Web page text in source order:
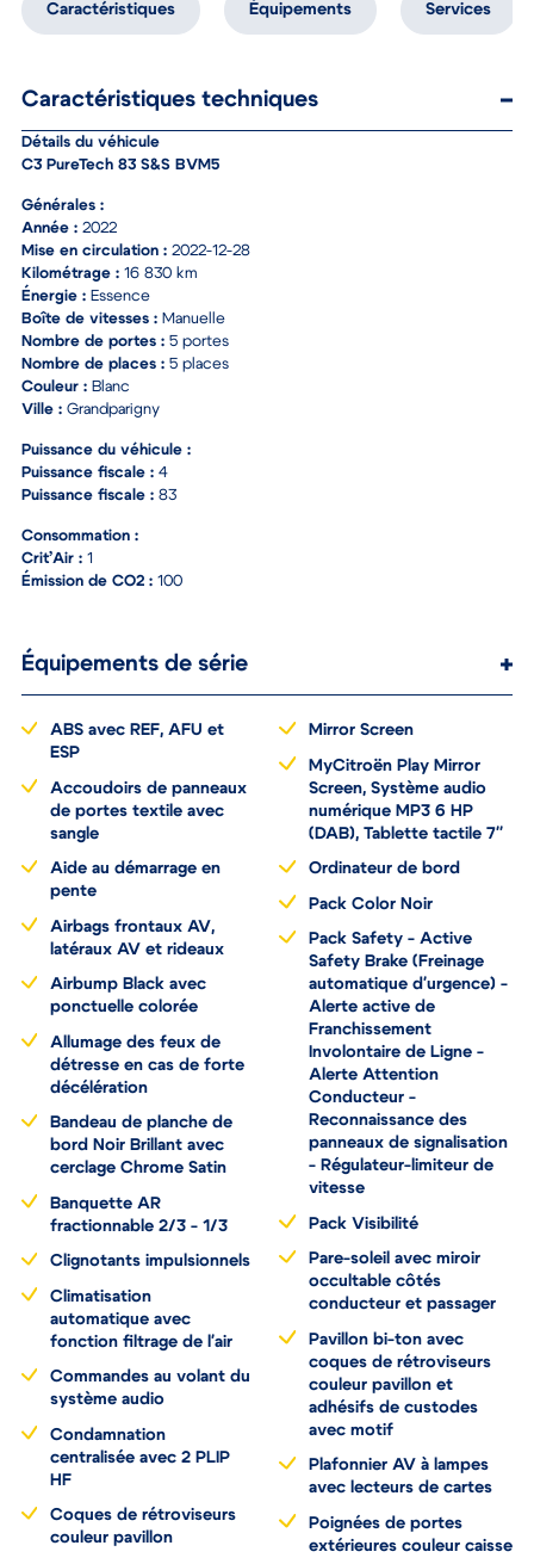
Caractéristiques Équipements Services
Caractéristiques techniques
Détails du véhicule
C3 PureTech 83 S&S BVM5
Générales :
Année : 2022
Mise en circulation : 2022-12-28
Kilométrage : 16 830 km
Énergie : Essence
Boîte de vitesses : Manuelle
Nombre de portes : 5 portes
Nombre de places : 5 places
Couleur : Blanc
Ville : Grandparigny
Puissance du véhicule :
Puissance fiscale : 4
Puissance fiscale : 83
Consommation :
Crit’Air : 1
Émission de CO2 : 100
Équipements de série
ABS avec REF, AFU et
ESP
Accoudoirs de panneaux
de portes textile avec
sangle
Aide au démarrage en
pente
Airbags frontaux AV,
latéraux AV et rideaux
Airbump Black avec
ponctuelle colorée
Allumage des feux de
détresse en cas de forte
décélération
Bandeau de planche de
bord Noir Brillant avec
cerclage Chrome Satin
Banquette AR
fractionnable 2/3 - 1/3
Clignotants impulsionnels
Climatisation
automatique avec
fonction filtrage de l'air
Commandes au volant du
système audio
Condamnation
centralisée avec 2 PLIP
HF
Coques de rétroviseurs
couleur pavillon
Mirror Screen
MyCitroën Play Mirror
Screen, Système audio
numérique MP3 6 HP
(DAB), Tablette tactile 7''
Ordinateur de bord
Pack Color Noir
Pack Safety - Active
Safety Brake (Freinage
automatique d'urgence) -
Alerte active de
Franchissement
Involontaire de Ligne -
Alerte Attention
Conducteur -
Reconnaissance des
panneaux de signalisation
- Régulateur-limiteur de
vitesse
Pack Visibilité
Pare-soleil avec miroir
occultable côtés
conducteur et passager
Pavillon bi-ton avec
coques de rétroviseurs
couleur pavillon et
adhésifs de custodes
avec motif
Plafonnier AV à lampes
avec lecteurs de cartes
Poignées de portes
extérieures couleur caisse